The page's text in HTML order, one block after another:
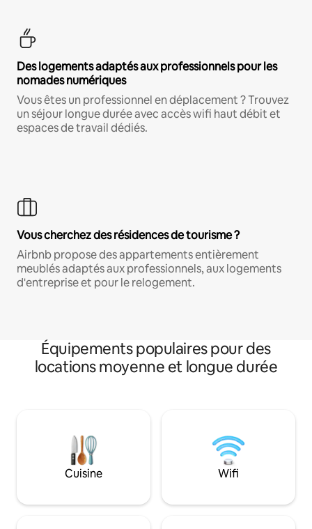
Des logements adaptés aux professionnels pour les
nomades numériques
Vous êtes un professionnel en déplacement ? Trouvez
un séjour longue durée avec accès wifi haut débit et
espaces de travail dédiés.
Vous cherchez des résidences de tourisme ?
Airbnb propose des appartements entièrement
meublés adaptés aux professionnels, aux logements
d'entreprise et pour le relogement.
Équipements populaires pour des
locations moyenne et longue durée
Cuisine Wifi